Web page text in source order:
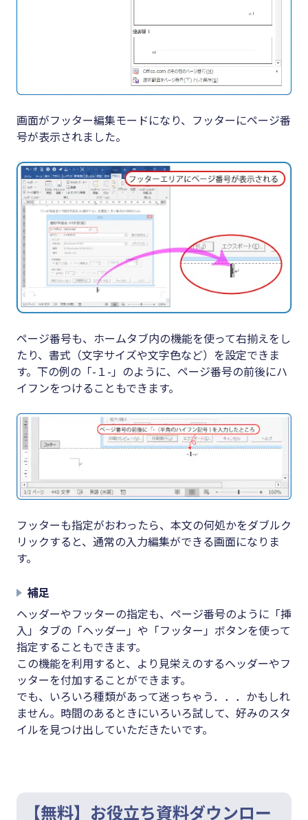
画面がフッター編集モードになり、フッターにページ番
号が表示されました。
ページ番号も、ホームタブ内の機能を使って右揃えをし
たり、書式（文字サイズや文字色など）を設定できま
す。下の例の「-１-」のように、ページ番号の前後にハ
イフンをつけることもできます。
フッターも指定がおわったら、本文の何処かをダブルク
リックすると、通常の入力編集ができる画面になりま
す。
補足
ヘッダーやフッターの指定も、ページ番号のように「挿
入」タブの「ヘッダー」や「フッター」ボタンを使って
指定することもできます。
この機能を利用すると、より見栄えのするヘッダーやフ
ッターを付加することができます。
でも、いろいろ種類があって迷っちゃう．．．かもしれ
ません。時間のあるときにいろいろ試して、好みのスタ
イルを見つけ出していただきたいです。
【無料】お役立ち資料ダウンロー